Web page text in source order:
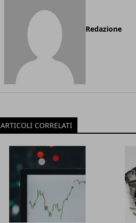
Redazione
ARTICOLI CORRELATI